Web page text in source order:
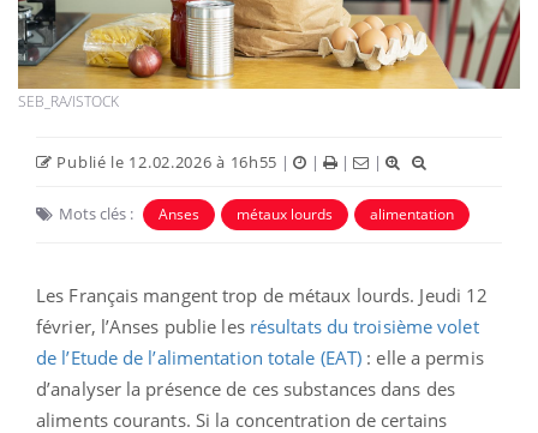
SEB_RA/ISTOCK
Publié le 12.02.2026 à 16h55 | | | |
Mots clés : Anses métaux lourds alimentation
Les Français mangent trop de métaux lourds. Jeudi 12
février, l’Anses publie les résultats du troisième volet
de l’Etude de l’alimentation totale (EAT) : elle a permis
d’analyser la présence de ces substances dans des
aliments courants. Si la concentration de certains